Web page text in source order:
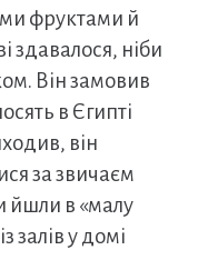
фруктами й
здавалося, ніби
Він замовив
в Єгипті
він
за звичаєм
йшли в «малу
залів у домі